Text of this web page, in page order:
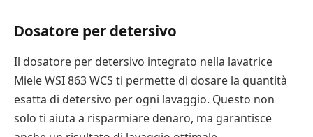
Dosatore per detersivo
Il dosatore per detersivo integrato nella lavatrice
Miele WSI 863 WCS ti permette di dosare la quantità
esatta di detersivo per ogni lavaggio. Questo non
solo ti aiuta a risparmiare denaro, ma garantisce